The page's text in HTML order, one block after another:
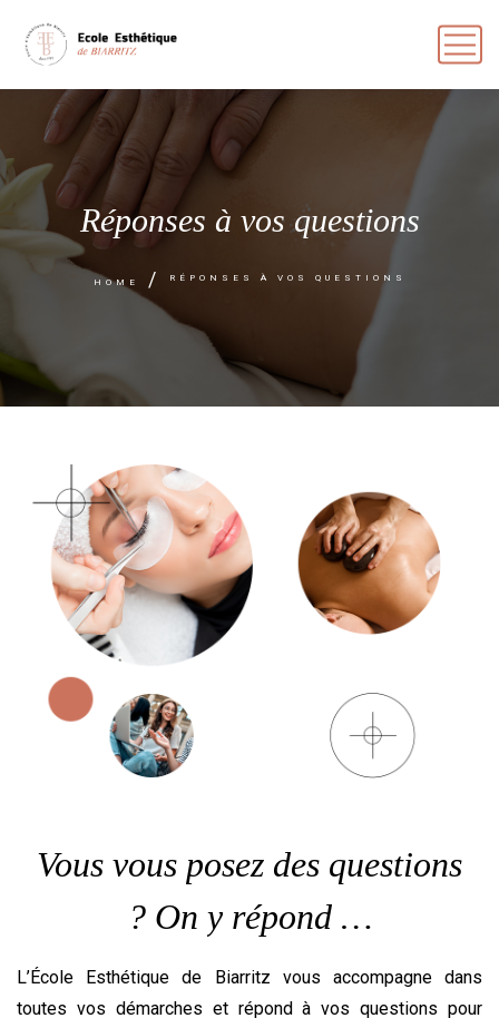
Réponses à vos questions
HOME RÉPONSES À VOS QUESTIONS
Vous vous posez des questions
? On y répond …
L’École Esthétique de Biarritz vous accompagne dans
toutes vos démarches et répond à vos questions pour